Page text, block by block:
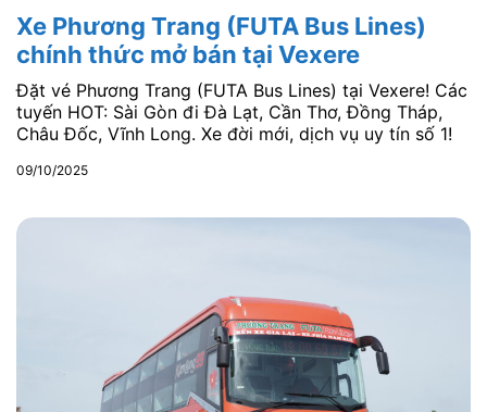
Xe Phương Trang (FUTA Bus Lines)
chính thức mở bán tại Vexere
Đặt vé Phương Trang (FUTA Bus Lines) tại Vexere! Các
tuyến HOT: Sài Gòn đi Đà Lạt, Cần Thơ, Đồng Tháp,
Châu Đốc, Vĩnh Long. Xe đời mới, dịch vụ uy tín số 1!
09/10/2025